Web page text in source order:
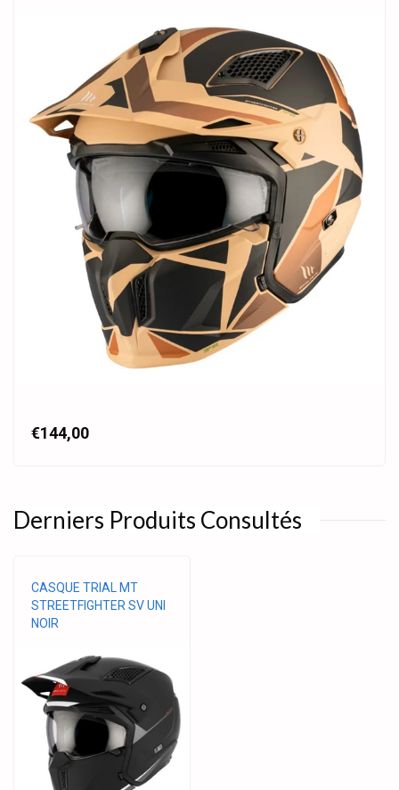
€144,00
Derniers Produits Consultés
CASQUE TRIAL MT
STREETFIGHTER SV UNI
NOIR